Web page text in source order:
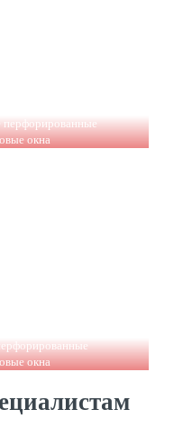
перфорированные
окна
окна